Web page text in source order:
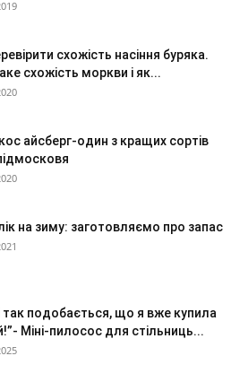
схожість насіння буряка.
схожість моркви і як...
айсберг-один з кращих сортів
на зиму: заготовляємо про запас
так подобається, що я вже купила
Міні-пилосос для стільниць...